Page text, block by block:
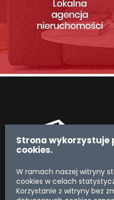
Strona wykorzystuje
cookies.
W ramach naszej witryny
cookies w celach
Korzystanie z witryny bez